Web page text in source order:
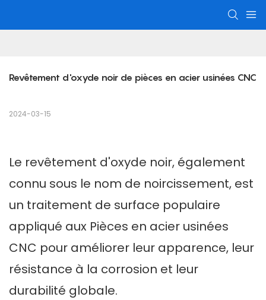
Revêtement d'oxyde noir de pièces en acier usinées CNC
2024-03-15
Le revêtement d'oxyde noir, également
connu sous le nom de noircissement, est
un traitement de surface populaire
appliqué aux Pièces en acier usinées
CNC pour améliorer leur apparence, leur
résistance à la corrosion et leur
durabilité globale.